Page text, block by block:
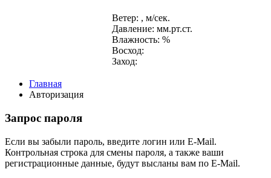
Ветер: , м/сек.
Давление: мм.рт.ст.
Влажность: %
Восход:
Заход:
Главная
Авторизация
Запрос пароля
Если вы забыли пароль, введите логин или E-Mail.
Контрольная строка для смены пароля, а также ваши
регистрационные данные, будут высланы вам по E-Mail.